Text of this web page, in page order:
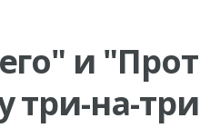
РАНГ ЛИСТA
БОРЦЕ
ПОТРЕБЕ
захтјева за
и
три-на-три